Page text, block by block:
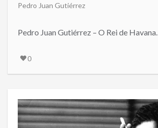
Pedro Juan Gutiérrez
Pedro Juan Gutiérrez – O Rei de Havana.
0